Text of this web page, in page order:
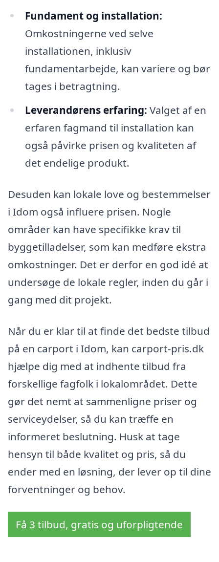
Fundament og installation:
Omkostningerne ved selve
installationen, inklusiv
fundamentarbejde, kan variere og bør
tages i betragtning.
Leverandørens erfaring: Valget af en
erfaren fagmand til installation kan
også påvirke prisen og kvaliteten af
det endelige produkt.
Desuden kan lokale love og bestemmelser
i Idom også influere prisen. Nogle
områder kan have specifikke krav til
byggetilladelser, som kan medføre ekstra
omkostninger. Det er derfor en god idé at
undersøge de lokale regler, inden du går i
gang med dit projekt.
Når du er klar til at finde det bedste tilbud
på en carport i Idom, kan carport-pris.dk
hjælpe dig med at indhente tilbud fra
forskellige fagfolk i lokalområdet. Dette
gør det nemt at sammenligne priser og
serviceydelser, så du kan træffe en
informeret beslutning. Husk at tage
hensyn til både kvalitet og pris, så du
ender med en løsning, der lever op til dine
forventninger og behov.
Få 3 tilbud, gratis og uforpligtende